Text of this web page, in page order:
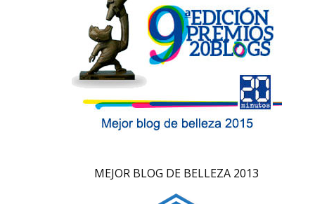
MEJOR BLOG DE BELLEZA 2013